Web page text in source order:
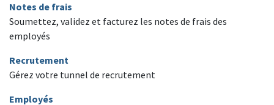
Notes de frais
Soumettez, validez et facturez les notes de frais des
employés
Recrutement
Gérez votre tunnel de recrutement
Employés